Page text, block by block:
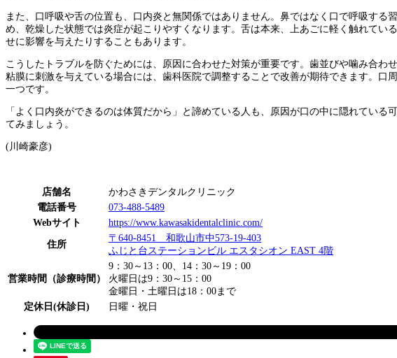
また、口呼吸や舌の位置も、口内炎と無関係ではありません。鼻ではなく口で呼吸す
め、乾燥した状態では炎症が起こりやすくなります。舌は本来、上あごに軽く触れて
せに影響を与えたりすることもあります。
こうしたトラブルを防ぐためには、原因に合わせた対策が重要です。歯並びや噛み合
粘膜に刺激を与えている場合には、歯科医院で調整することで改善が期待できます。
一つです。
「よく口内炎ができるのは体質だから」と諦めている人も、原因が口の中に隠れてい
てみましょう。
(川崎豪彦)
店舗名
かわさきデンタルクリニック
電話番号
073-488-5489
Webサイト
https://www.kawasakidentalclinic.com/
住所
〒640-8451 和歌山市中573-19-403
ふじと台ステーションビル エスタシオン EAST 4階
営業時間（診療時間）
9：30～13：00、14：30～19：00
火曜日は9：30～15：00
金曜日・土曜日は18：00まで
定休日(休診日)
日曜・祝日